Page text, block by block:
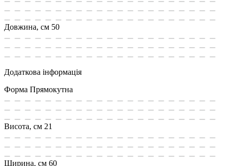
Довжина, см 50
Додаткова інформація
Форма Прямокутна
Висота, см 21
Ширина, см 60